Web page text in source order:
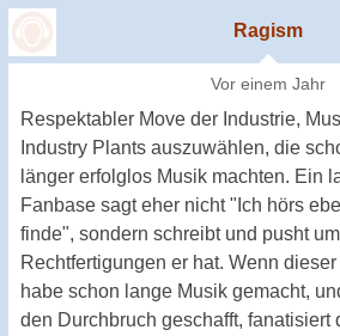
Ragism
Vor einem Jahr
Respektabler Move der Industrie,
Industry Plants auszuwählen, die
länger erfolglos Musik machten. Ein
Fanbase sagt eher nicht "Ich hörs
finde", sondern schreibt und pusht
Rechtfertigungen er hat. Wenn
habe schon lange Musik gemacht,
den Durchbruch geschafft, fanatisiert